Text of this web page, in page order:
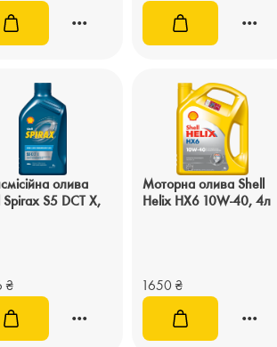
олива
Spirax S5 DCT X,
₴
Моторна олива Shell
Helix HX6 10W-40, 4л
1650 ₴